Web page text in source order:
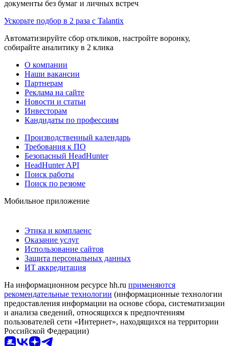
документы без бумаг и личных встреч
Ускорьте подбор в 2 раза с Talantix
Автоматизируйте сбор откликов, настройте воронку,
собирайте аналитику в 2 клика
О компании
Наши вакансии
Партнерам
Реклама на сайте
Новости и статьи
Инвесторам
Кандидаты по профессиям
Производственный календарь
Требования к ПО
Безопасный HeadHunter
HeadHunter API
Поиск работы
Поиск по резюме
Мобильное приложение
Этика и комплаенс
Оказание услуг
Использование сайтов
Защита персональных данных
ИТ аккредитация
На информационном ресурсе hh.ru применяются
рекомендательные технологии (информационные технологии
предоставления информации на основе сбора, систематизации
и анализа сведений, относящихся к предпочтениям
пользователей сети «Интернет», находящихся на территории
Российской Федерации)